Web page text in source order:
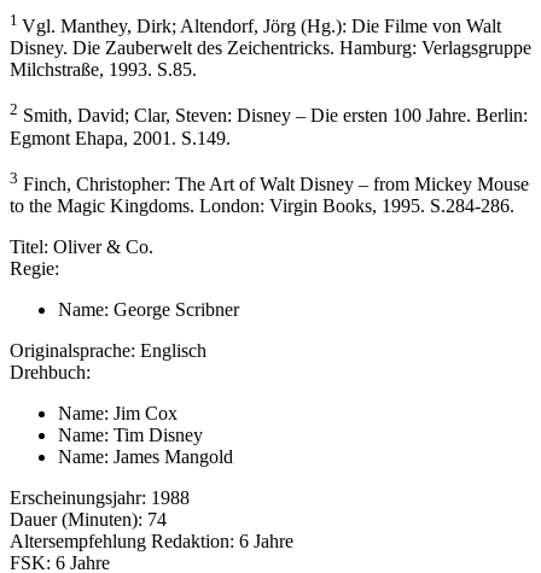
1 Vgl. Manthey, Dirk; Altendorf, Jörg (Hg.): Die Filme von Walt
Disney. Die Zauberwelt des Zeichentricks. Hamburg: Verlagsgruppe
Milchstraße, 1993. S.85.
2 Smith, David; Clar, Steven: Disney – Die ersten 100 Jahre. Berlin:
Egmont Ehapa, 2001. S.149.
3 Finch, Christopher: The Art of Walt Disney – from Mickey Mouse
to the Magic Kingdoms. London: Virgin Books, 1995. S.284-286.
Titel: Oliver & Co.
Regie:
Name: George Scribner
Originalsprache: Englisch
Drehbuch:
Name: Jim Cox
Name: Tim Disney
Name: James Mangold
Erscheinungsjahr: 1988
Dauer (Minuten): 74
Altersempfehlung Redaktion: 6 Jahre
FSK: 6 Jahre